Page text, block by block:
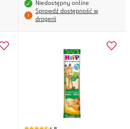
Niedostępny online
Sprawdź dostępność w
drogerii